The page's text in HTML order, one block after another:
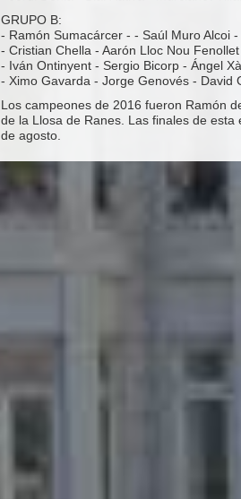
GRUPO B:
- Ramón Sumacárcer - - Saúl Muro Alcoi
- Cristian Chella - Aarón Lloc Nou
- Iván Ontinyent - Sergio Bicorp - Ángel
- Ximo Gavarda - Jorge Genovés - David
Los campeones de 2016 fueron Ramón
de la Llosa de Ranes. Las finales de
de agosto.